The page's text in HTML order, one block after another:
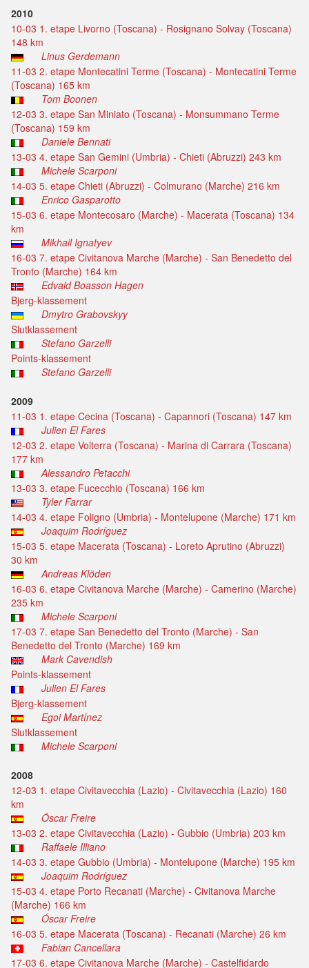
2010
10-03 1. etape Livorno (Toscana) - Rosignano Solvay (Toscana)
148 km
Linus Gerdemann
11-03 2. etape Montecatini Terme (Toscana) - Montecatini Terme
(Toscana) 165 km
Tom Boonen
12-03 3. etape San Miniato (Toscana) - Monsummano Terme
(Toscana) 159 km
Daniele Bennati
13-03 4. etape San Gemini (Umbria) - Chieti (Abruzzi) 243 km
Michele Scarponi
14-03 5. etape Chieti (Abruzzi) - Colmurano (Marche) 216 km
Enrico Gasparotto
15-03 6. etape Montecosaro (Marche) - Macerata (Toscana) 134
km
Mikhail Ignatyev
16-03 7. etape Civitanova Marche (Marche) - San Benedetto del
Tronto (Marche) 164 km
Edvald Boasson Hagen
Bjerg-klassement
Dmytro Grabovskyy
Slutklassement
Stefano Garzelli
Points-klassement
Stefano Garzelli
2009
11-03 1. etape Cecina (Toscana) - Capannori (Toscana) 147 km
Julien El Fares
12-03 2. etape Volterra (Toscana) - Marina di Carrara (Toscana)
177 km
Alessandro Petacchi
13-03 3. etape Fucecchio (Toscana) 166 km
Tyler Farrar
14-03 4. etape Foligno (Umbria) - Montelupone (Marche) 171 km
Joaquim Rodríguez
15-03 5. etape Macerata (Toscana) - Loreto Aprutino (Abruzzi)
30 km
Andreas Klöden
16-03 6. etape Civitanova Marche (Marche) - Camerino (Marche)
235 km
Michele Scarponi
17-03 7. etape San Benedetto del Tronto (Marche) - San
Benedetto del Tronto (Marche) 169 km
Mark Cavendish
Points-klassement
Julien El Fares
Bjerg-klassement
Egoi Martínez
Slutklassement
Michele Scarponi
2008
12-03 1. etape Civitavecchia (Lazio) - Civitavecchia (Lazio) 160
km
Óscar Freire
13-03 2. etape Civitavecchia (Lazio) - Gubbio (Umbria) 203 km
Raffaele Illiano
14-03 3. etape Gubbio (Umbria) - Montelupone (Marche) 195 km
Joaquim Rodríguez
15-03 4. etape Porto Recanati (Marche) - Civitanova Marche
(Marche) 166 km
Óscar Freire
16-03 5. etape Macerata (Toscana) - Recanati (Marche) 26 km
Fabian Cancellara
17-03 6. etape Civitanova Marche (Marche) - Castelfidardo